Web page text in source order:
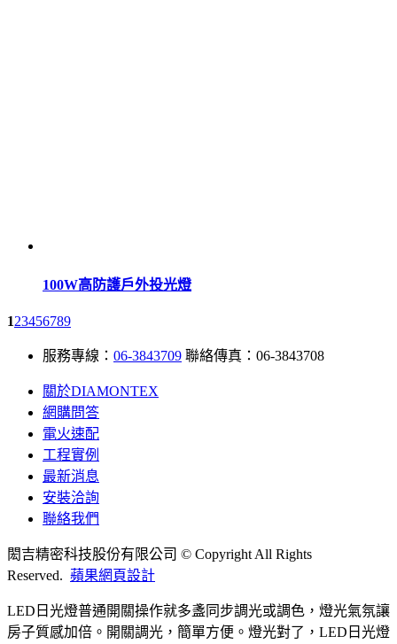
100W高防護戶外投光燈
123456789
服務專線： 06-3843709 聯絡傳真：06-3843708
關於DIAMONTEX
網購問答
電火速配
工程實例
最新消息
安裝洽詢
聯絡我們
閎吉精密科技股份有限公司 © Copyright All Rights
Reserved. 蘋果網頁設計
LED日光燈普通開關操作就多盞同步調光或調色，燈光氣氛讓
房子質感加倍。開關調光，簡單方便。燈光對了，LED日光燈